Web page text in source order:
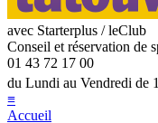
avec Starterplus / leClub
Conseil et réservation de
01 43 72 17 00
du Lundi au Vendredi de
≡
Accueil